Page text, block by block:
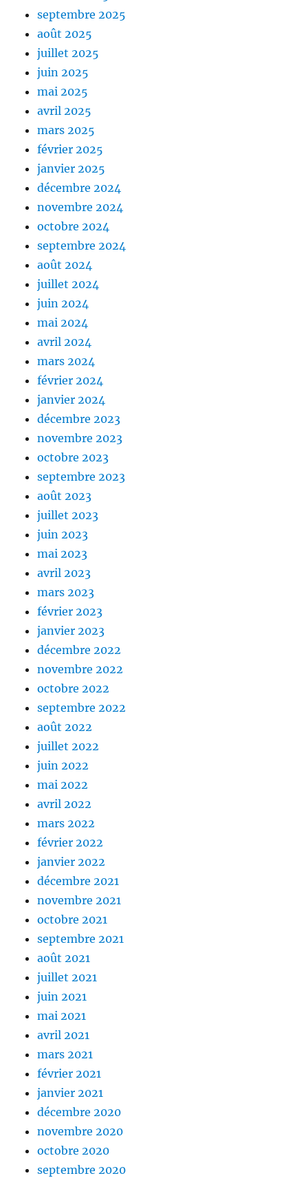
septembre 2025
août 2025
juillet 2025
juin 2025
mai 2025
avril 2025
mars 2025
février 2025
janvier 2025
décembre 2024
novembre 2024
octobre 2024
septembre 2024
août 2024
juillet 2024
juin 2024
mai 2024
avril 2024
mars 2024
février 2024
janvier 2024
décembre 2023
novembre 2023
octobre 2023
septembre 2023
août 2023
juillet 2023
juin 2023
mai 2023
avril 2023
mars 2023
février 2023
janvier 2023
décembre 2022
novembre 2022
octobre 2022
septembre 2022
août 2022
juillet 2022
juin 2022
mai 2022
avril 2022
mars 2022
février 2022
janvier 2022
décembre 2021
novembre 2021
octobre 2021
septembre 2021
août 2021
juillet 2021
juin 2021
mai 2021
avril 2021
mars 2021
février 2021
janvier 2021
décembre 2020
novembre 2020
octobre 2020
septembre 2020